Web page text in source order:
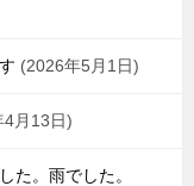
2026年5月1日
4月13日
た。雨でした。